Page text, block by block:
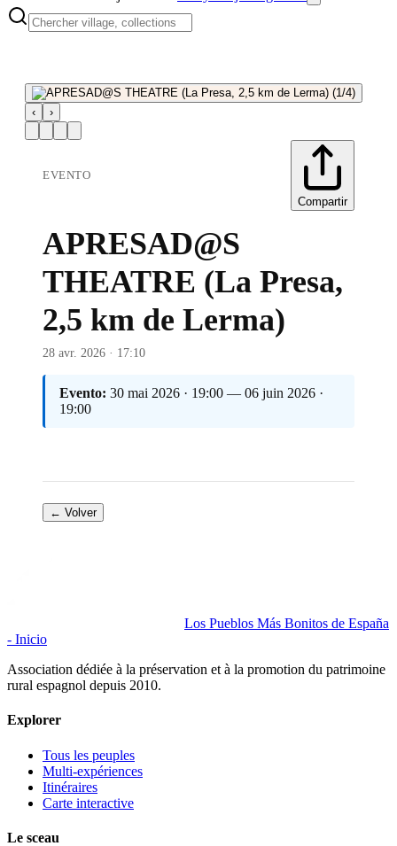
‹ ›
EVENTO
Compartir
APRESAD@S
THEATRE (La Presa,
2,5 km de Lerma)
28 avr. 2026 · 17:10
Evento: 30 mai 2026 · 19:00 — 06 juin 2026 ·
19:00
← Volver
Los Pueblos Más Bonitos de España
- Inicio
Association dédiée à la préservation et à la promotion du patrimoine
rural espagnol depuis 2010.
Explorer
Tous les peuples
Multi-expériences
Itinéraires
Carte interactive
Le sceau